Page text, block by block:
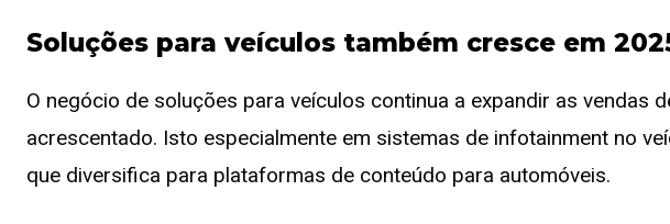
Soluções para veículos também cresce em
O negócio de soluções para veículos continua a expandir as vendas
acrescentado. Isto especialmente em sistemas de infotainment no
que diversifica para plataformas de conteúdo para automóveis.